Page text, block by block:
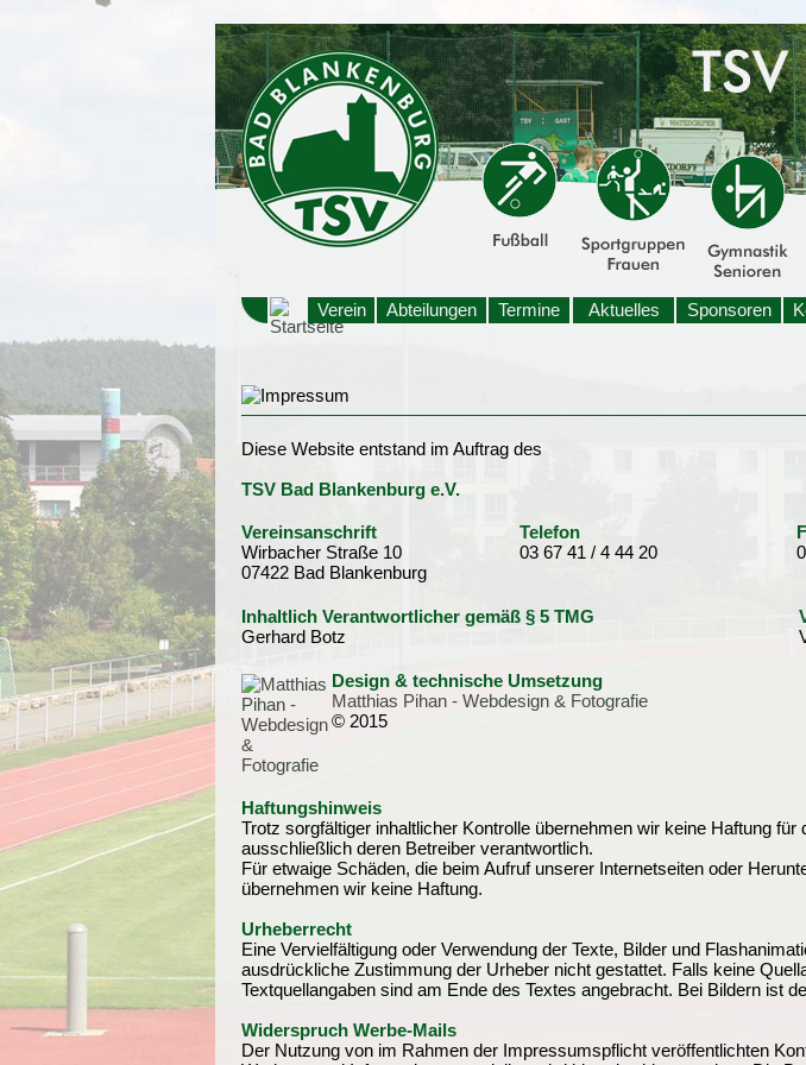
Verein Abteilungen Termine Aktuelles Sponsoren
Diese Website entstand im Auftrag des
TSV Bad Blankenburg e.V.
Vereinsanschrift
Wirbacher Straße 10
07422 Bad Blankenburg
Telefon
03 67 41 / 4 44 20
Inhaltlich Verantwortlicher gemäß § 5 TMG
Gerhard Botz
Design & technische Umsetzung
Matthias Pihan - Webdesign & Fotografie
© 2015
Haftungshinweis
Trotz sorgfältiger inhaltlicher Kontrolle übernehmen wir keine Haftung
ausschließlich deren Betreiber verantwortlich.
Für etwaige Schäden, die beim Aufruf unserer Internetseiten oder
übernehmen wir keine Haftung.
Urheberrecht
Eine Vervielfältigung oder Verwendung der Texte, Bilder und
ausdrückliche Zustimmung der Urheber nicht gestattet. Falls keine
Textquellangaben sind am Ende des Textes angebracht. Bei Bildern ist
Widerspruch Werbe-Mails
Der Nutzung von im Rahmen der Impressumspflicht veröffentlichten